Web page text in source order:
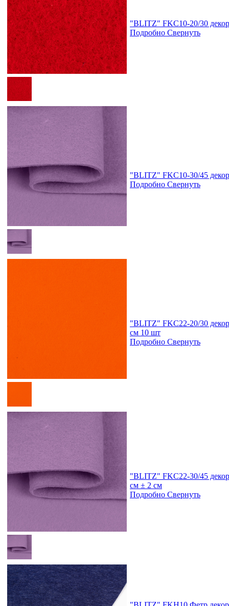
"BLITZ" FKC10-20/30
Подробно Свернуть
"BLITZ" FKC10-30/45
Подробно Свернуть
"BLITZ" FKC22-20/30
см 10 шт
Подробно Свернуть
"BLITZ" FKC22-30/45
см ± 2 см
Подробно Свернуть